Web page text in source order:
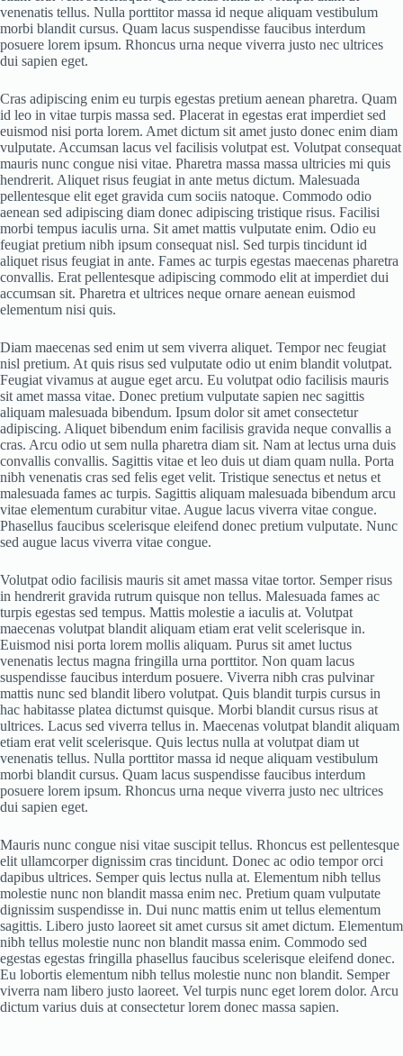
venenatis tellus. Nulla porttitor massa id neque aliquam vestibulum
morbi blandit cursus. Quam lacus suspendisse faucibus interdum
posuere lorem ipsum. Rhoncus urna neque viverra justo nec ultrices
dui sapien eget.
Cras adipiscing enim eu turpis egestas pretium aenean pharetra. Quam
id leo in vitae turpis massa sed. Placerat in egestas erat imperdiet sed
euismod nisi porta lorem. Amet dictum sit amet justo donec enim diam
vulputate. Accumsan lacus vel facilisis volutpat est. Volutpat consequat
mauris nunc congue nisi vitae. Pharetra massa massa ultricies mi quis
hendrerit. Aliquet risus feugiat in ante metus dictum. Malesuada
pellentesque elit eget gravida cum sociis natoque. Commodo odio
aenean sed adipiscing diam donec adipiscing tristique risus. Facilisi
morbi tempus iaculis urna. Sit amet mattis vulputate enim. Odio eu
feugiat pretium nibh ipsum consequat nisl. Sed turpis tincidunt id
aliquet risus feugiat in ante. Fames ac turpis egestas maecenas pharetra
convallis. Erat pellentesque adipiscing commodo elit at imperdiet dui
accumsan sit. Pharetra et ultrices neque ornare aenean euismod
elementum nisi quis.
Diam maecenas sed enim ut sem viverra aliquet. Tempor nec feugiat
nisl pretium. At quis risus sed vulputate odio ut enim blandit volutpat.
Feugiat vivamus at augue eget arcu. Eu volutpat odio facilisis mauris
sit amet massa vitae. Donec pretium vulputate sapien nec sagittis
aliquam malesuada bibendum. Ipsum dolor sit amet consectetur
adipiscing. Aliquet bibendum enim facilisis gravida neque convallis a
cras. Arcu odio ut sem nulla pharetra diam sit. Nam at lectus urna duis
convallis convallis. Sagittis vitae et leo duis ut diam quam nulla. Porta
nibh venenatis cras sed felis eget velit. Tristique senectus et netus et
malesuada fames ac turpis. Sagittis aliquam malesuada bibendum arcu
vitae elementum curabitur vitae. Augue lacus viverra vitae congue.
Phasellus faucibus scelerisque eleifend donec pretium vulputate. Nunc
sed augue lacus viverra vitae congue.
Volutpat odio facilisis mauris sit amet massa vitae tortor. Semper risus
in hendrerit gravida rutrum quisque non tellus. Malesuada fames ac
turpis egestas sed tempus. Mattis molestie a iaculis at. Volutpat
maecenas volutpat blandit aliquam etiam erat velit scelerisque in.
Euismod nisi porta lorem mollis aliquam. Purus sit amet luctus
venenatis lectus magna fringilla urna porttitor. Non quam lacus
suspendisse faucibus interdum posuere. Viverra nibh cras pulvinar
mattis nunc sed blandit libero volutpat. Quis blandit turpis cursus in
hac habitasse platea dictumst quisque. Morbi blandit cursus risus at
ultrices. Lacus sed viverra tellus in. Maecenas volutpat blandit aliquam
etiam erat velit scelerisque. Quis lectus nulla at volutpat diam ut
venenatis tellus. Nulla porttitor massa id neque aliquam vestibulum
morbi blandit cursus. Quam lacus suspendisse faucibus interdum
posuere lorem ipsum. Rhoncus urna neque viverra justo nec ultrices
dui sapien eget.
Mauris nunc congue nisi vitae suscipit tellus. Rhoncus est pellentesque
elit ullamcorper dignissim cras tincidunt. Donec ac odio tempor orci
dapibus ultrices. Semper quis lectus nulla at. Elementum nibh tellus
molestie nunc non blandit massa enim nec. Pretium quam vulputate
dignissim suspendisse in. Dui nunc mattis enim ut tellus elementum
sagittis. Libero justo laoreet sit amet cursus sit amet dictum. Elementum
nibh tellus molestie nunc non blandit massa enim. Commodo sed
egestas egestas fringilla phasellus faucibus scelerisque eleifend donec.
Eu lobortis elementum nibh tellus molestie nunc non blandit. Semper
viverra nam libero justo laoreet. Vel turpis nunc eget lorem dolor. Arcu
dictum varius duis at consectetur lorem donec massa sapien.